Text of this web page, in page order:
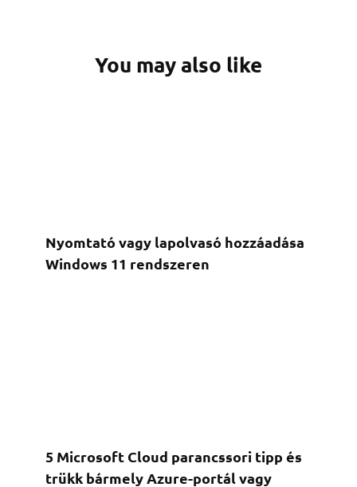
You may also like
Nyomtató vagy lapolvasó hozzáadása
Windows 11 rendszeren
5 Microsoft Cloud parancssori tipp és
trükk bármely Azure-portál vagy